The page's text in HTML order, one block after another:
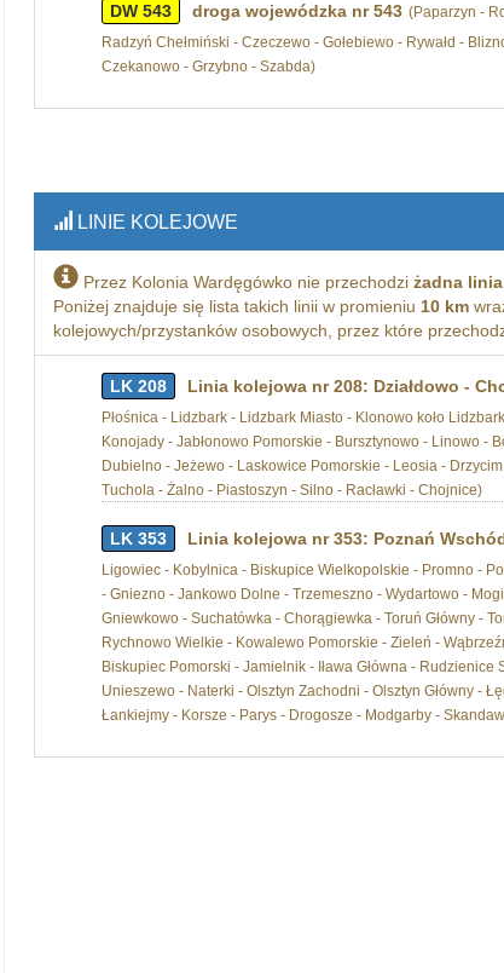
DW 543 droga wojewódzka nr 543 (Paparzyn -
Radzyń Chełmiński - Czeczewo - Gołebiewo - Rywałd -
Czekanowo - Grzybno - Szabda)
LINIE KOLEJOWE
Przez Kolonia Wardęgówko nie przechodzi żadna
Poniżej znajduje się lista takich linii w promieniu 10 km
kolejowych/przystanków osobowych, przez które
LK 208 Linia kolejowa nr 208: Działdowo -
Płośnica - Lidzbark - Lidzbark Miasto - Klonowo koło
Konojady - Jabłonowo Pomorskie - Bursztynowo - Linowo -
Dubielno - Jeżewo - Laskowice Pomorskie - Leosia -
Tuchola - Żalno - Piastoszyn - Silno - Racławki - Chojnice)
LK 353 Linia kolejowa nr 353: Poznań
Ligowiec - Kobylnica - Biskupice Wielkopolskie - Promno -
- Gniezno - Jankowo Dolne - Trzemeszno - Wydartowo -
Gniewkowo - Suchatówka - Chorągiewka - Toruń Główny -
Rychnowo Wielkie - Kowalewo Pomorskie - Zieleń -
Biskupiec Pomorski - Jamielnik - Iława Główna -
Unieszewo - Naterki - Olsztyn Zachodni - Olsztyn Główny -
Łankiejmy - Korsze - Parys - Drogosze - Modgarby -